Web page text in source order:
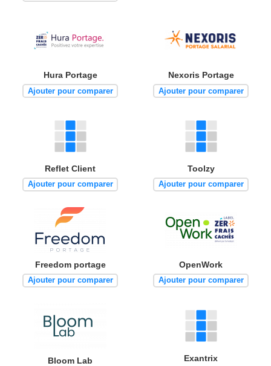
Hura Portage
Ajouter pour comparer
Nexoris Portage
Ajouter pour comparer
Reflet Client
Ajouter pour comparer
Toolzy
Ajouter pour comparer
Freedom portage
Ajouter pour comparer
OpenWork
Ajouter pour comparer
Bloom Lab Exantrix